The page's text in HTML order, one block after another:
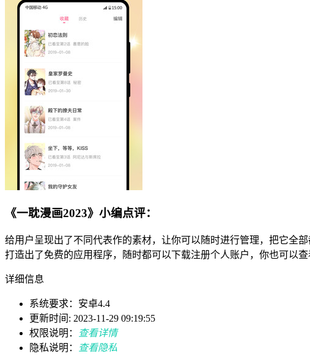
《一耽漫画2023》小编点评：
给用户呈现出了不同代表作的素材，让你可以随时进行管理，把它全
打造出了免费的应用程序，随时都可以下载注册个人账户，你也可以
详细信息
系统要求：安卓4.4
更新时间: 2023-11-29 09:19:55
权限说明：
查看详情
隐私说明：
查看隐私